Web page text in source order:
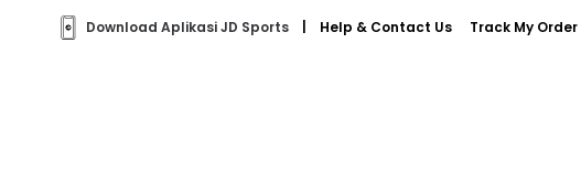
Download Aplikasi JD Sports Help & Contact Us Track My Order